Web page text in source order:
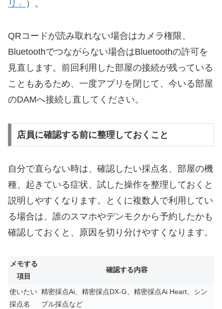
リ」 ）。
QRコードが読み取れない場合はカメラ権限、
Bluetoothでつながらない場合はBluetoothの許可を
見直します。前回利用した部屋の接続が残っている
こともあるため、一度アプリを閉じて、今いる部屋
のDAMへ接続し直してください。
店員に確認する前に整理しておくこと
自分で直らない時は、確認したい採点名、部屋の機
種、起きている症状、試した操作を整理しておくと
説明しやすくなります。とくに複数人で利用してい
る場合は、誰のスマホやデンモクから予約したかも
確認しておくと、原因を切り分けやすくなります。
メモする
項目
確認する内容
使いたい
採点名
精密採点Ai、精密採点DX-G、精密採点Ai Heart、シン
プル採点など